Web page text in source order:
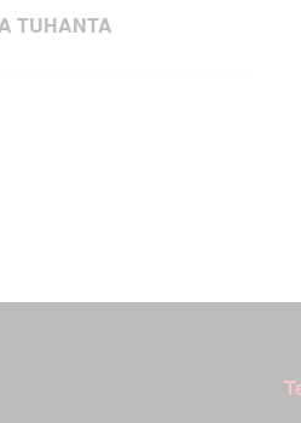
TUHANTA